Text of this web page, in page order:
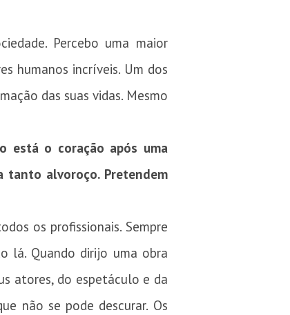
Percebo uma maior
humanos incríveis. Um dos
das suas vidas. Mesmo
está o coração após uma
tanto alvoroço. Pretendem
os profissionais. Sempre
lá. Quando dirijo uma obra
atores, do espetáculo e da
não se pode descurar. Os